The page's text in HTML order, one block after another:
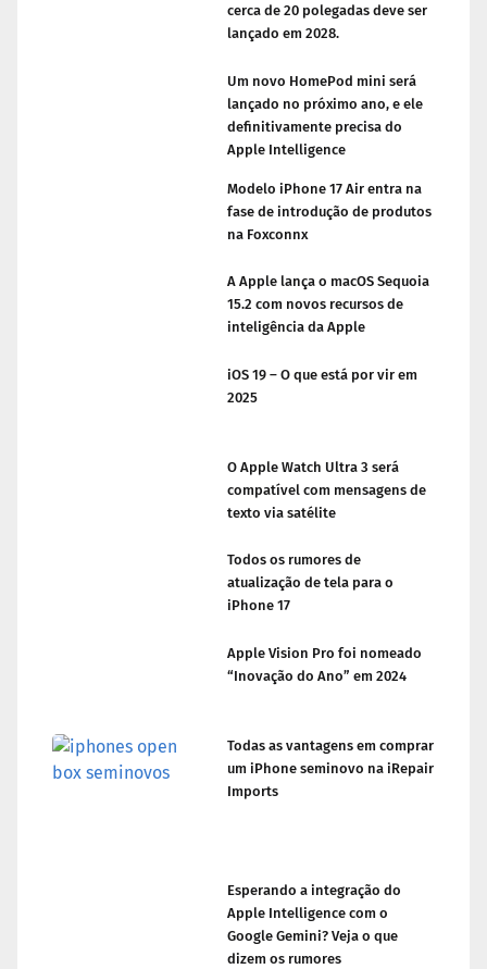
cerca de 20 polegadas deve ser
lançado em 2028.
Um novo HomePod mini será
lançado no próximo ano, e ele
definitivamente precisa do
Apple Intelligence
Modelo iPhone 17 Air entra na
fase de introdução de produtos
na Foxconnx
A Apple lança o macOS Sequoia
15.2 com novos recursos de
inteligência da Apple
iOS 19 – O que está por vir em
2025
O Apple Watch Ultra 3 será
compatível com mensagens de
texto via satélite
Todos os rumores de
atualização de tela para o
iPhone 17
Apple Vision Pro foi nomeado
“Inovação do Ano” em 2024
Todas as vantagens em comprar
um iPhone seminovo na iRepair
Imports
Esperando a integração do
Apple Intelligence com o
Google Gemini? Veja o que
dizem os rumores